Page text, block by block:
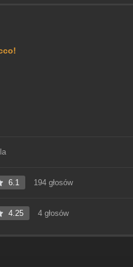
6.1 194 głosów
4.25 4 głosów